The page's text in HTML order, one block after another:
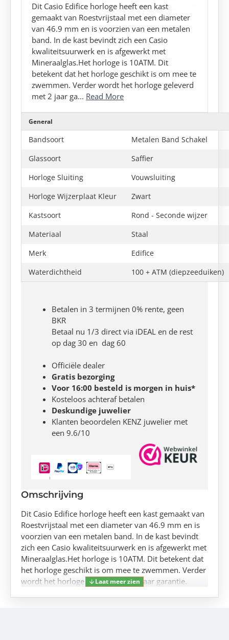
Dit Casio Edifice horloge heeft een kast
gemaakt van Roestvrijstaal met een diameter
van 46.9 mm en is voorzien van een metalen
band. In de kast bevindt zich een Casio
kwaliteitsuurwerk en is afgewerkt met
Mineraalglas.Het horloge is 10ATM. Dit
betekent dat het horloge geschikt is om mee te
zwemmen. Verder wordt het horloge geleverd
met 2 jaar ga... Read More
General
Bandsoort
Metalen Band Schakel
Glassoort
Saffier
Horloge Sluiting
Vouwsluiting
Horloge Wijzerplaat Kleur
Zwart
Kastsoort
Rond - Seconde wijzer
Materiaal
Staal
Merk
Edifice
Waterdichtheid
100 + ATM (diepzeeduiken)
Betalen in 3 termijnen 0% rente, geen
BKR
Betaal nu 1/3 direct via iDEAL en de rest
op dag 30 en dag 60
Officiële dealer
Gratis bezorging
Voor 16:00 besteld is morgen in huis*
Kosteloos achteraf betalen
Deskundige juwelier
Klanten beoordelen KENZ juwelier met
een 9.6/10
Omschrijving
Dit Casio Edifice horloge heeft een kast gemaakt van
Roestvrijstaal met een diameter van 46.9 mm en is
voorzien van een metalen band. In de kast bevindt
zich een Casio kwaliteitsuurwerk en is afgewerkt met
Mineraalglas.Het horloge is 10ATM. Dit betekent dat
het horloge geschikt is om mee te zwemmen. Verder
wordt het horloge geleverd met 2 jaar garantie.